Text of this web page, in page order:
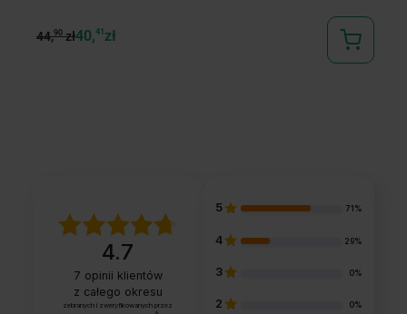
44,90zł40,41 zł
4.7
7 opinii klientów
z całego okresu
zebranych i zweryfikowanych przez
5 71%
4 29%
3 0%
2 0%